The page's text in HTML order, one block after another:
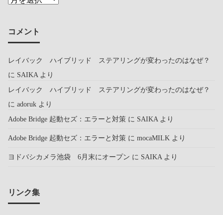
コメント
レイバック ハイブリッド ステアリングが変わったのはなぜ？
に SAIKAより
レイバック ハイブリッド ステアリングが変わったのはなぜ？
に adoruk より
Adobe Bridge 起動セズ：エラーと対策 に SAIKAより
Adobe Bridge 起動セズ：エラーと対策 に mocaMILK より
ヨドバシカメラ池袋 6月末にオープン に SAIKAより
リンク集